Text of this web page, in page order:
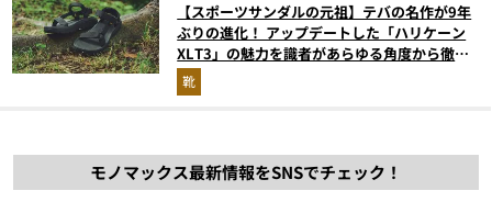
【スポーツサンダルの元祖】テバの名作が9年
ぶりの進化！ アップデートした「ハリケーン
XLT3」の魅力を識者があらゆる角度から徹底
解説！
靴
モノマックス最新情報をSNSでチェック！